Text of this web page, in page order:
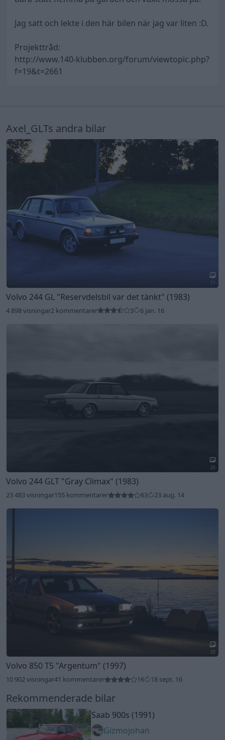
Jag satt och lekte i den här bilen när jag var liten :D.
Projekttråd:
http://www.140-klubben.org/forum/viewtopic.php?
f=19&t=2661
Axel_GLTs andra bilar
11
Volvo 244 GL "Reservdelsbil var det tänkt" (1983)
4 898 visningar2 kommentarer 3 6 jan. 16
20
Volvo 244 GLT "Gray Climax" (1983)
23 483 visningar155 kommentarer 63 23 aug. 14
20
Volvo 850 T5 "Argentum" (1997)
10 902 visningar41 kommentarer 16 18 sept. 16
Rekommenderade bilar
Saab 900s (1991)
Gizmojohan